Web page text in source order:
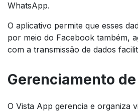
WhatsApp.
O aplicativo permite que esses
por meio do Facebook também,
com a transmissão de dados
Gerenciamento
O Vista App gerencia e organiza